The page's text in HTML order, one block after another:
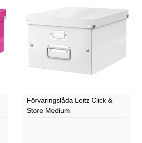
Förvaringslåda Leitz Click &
Store Medium